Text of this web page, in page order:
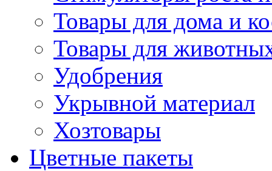
Товары для дома и
Товары для
Удобрения
Укрывной материал
Хозтовары
Цветные пакеты